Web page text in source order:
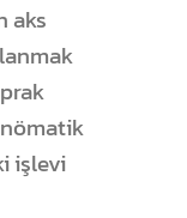
aks
işlevi